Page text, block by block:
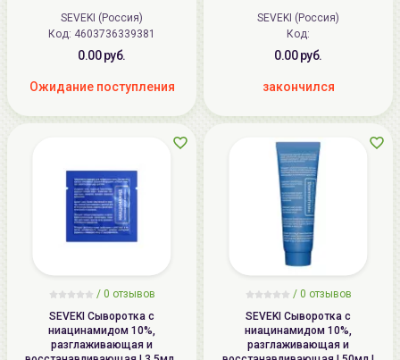
SEVEKI (Россия)
Код: 4603736339381
0.00 руб.
Ожидание поступления
SEVEKI (Россия)
Код:
0.00 руб.
закончился
/ 0 отзывов
SEVEKI Сыворотка c
ниацинамидом 10%,
разглаживающая и
/ 0 отзывов
SEVEKI Сыворотка c
ниацинамидом 10%,
разглаживающая и